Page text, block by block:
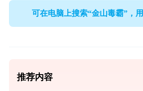
可在电脑上搜索“金山毒霸”，
推荐内容